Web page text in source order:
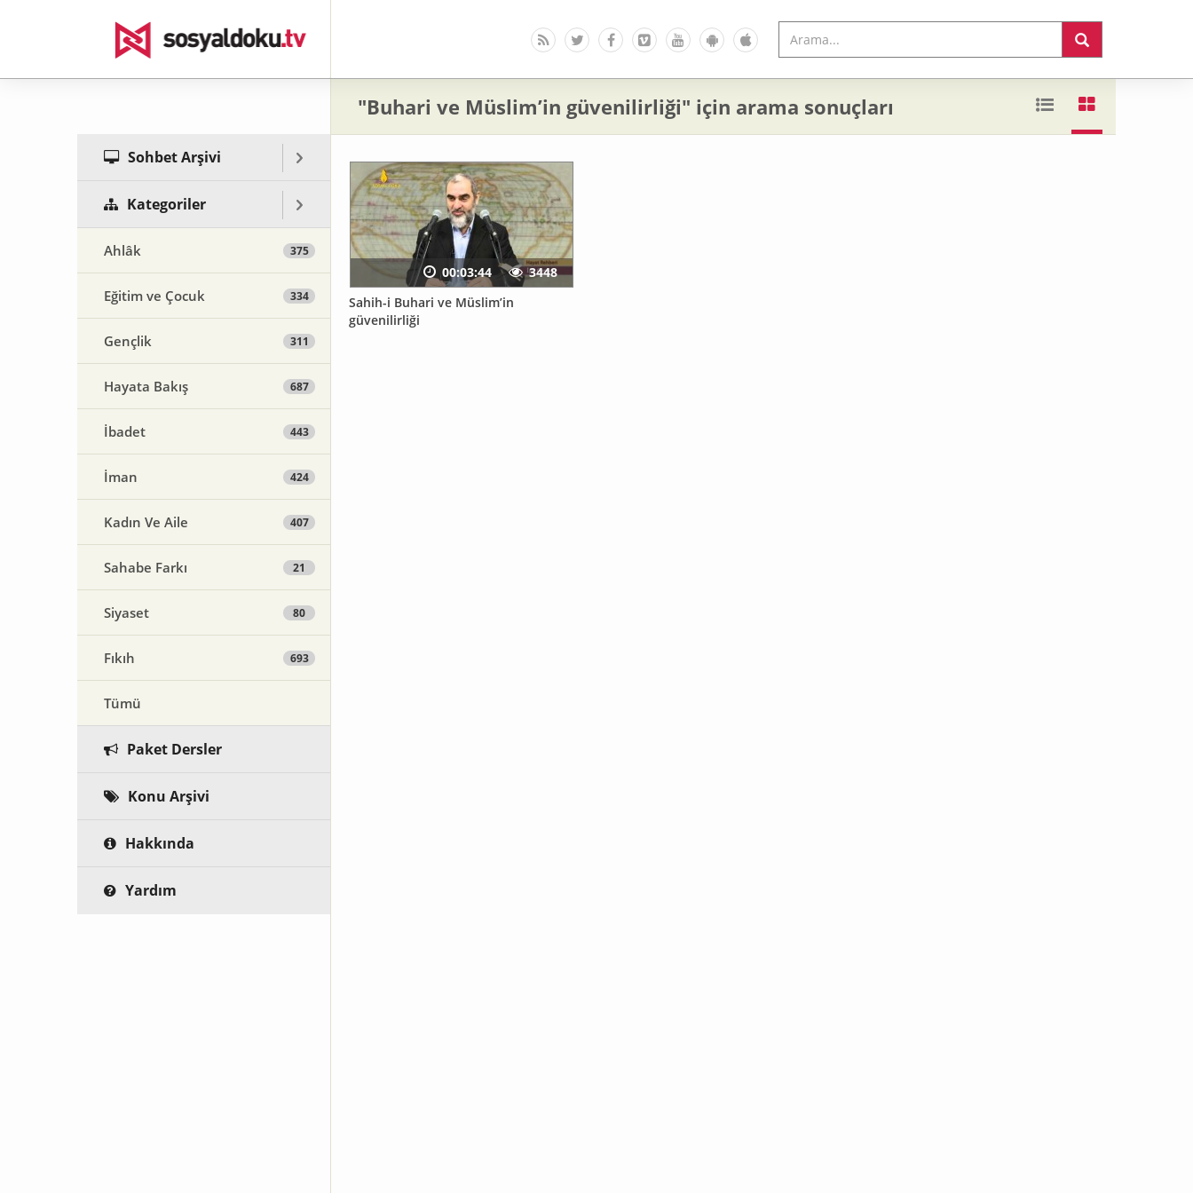
Sohbet Arşivi
Kategoriler
Ahlâk 375
Eğitim ve Çocuk 334
Gençlik 311
Hayata Bakış 687
İbadet 443
İman 424
Kadın Ve Aile 407
Sahabe Farkı 21
Siyaset 80
Fıkıh 693
Tümü
Paket Dersler
Konu Arşivi
Hakkında
Yardım
"Buhari ve Müslim’in güvenilirliği" için arama sonuçları
Sahih-i Buhari ve Müslim’in
güvenilirliği
00:03:44 3448